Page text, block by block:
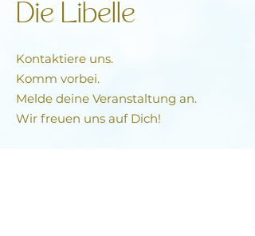
Die Libelle
Kontaktiere uns.
Komm vorbei.
Melde deine Veranstaltung an.
Wir freuen uns auf Dich!